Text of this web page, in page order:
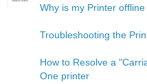
Why is my Printer
Troubleshooting the
How to Resolve a
One printer